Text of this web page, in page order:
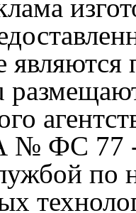
ФС 77 -
по